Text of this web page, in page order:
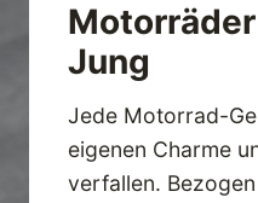
Jung
Jede Motorrad-
eigenen Charme
verfallen.